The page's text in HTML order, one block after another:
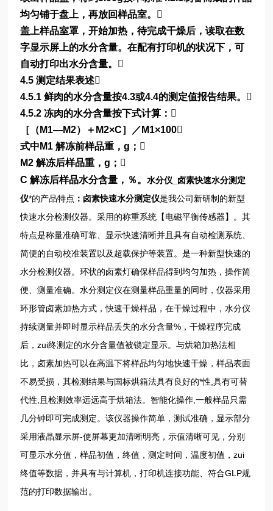
均匀铺于盘上，再放回样品室。
盖上样品室罩，开始加热，待完成干燥后，读取在数
字显示屏上的水分含量。在配有打印机的状况下，可
自动打印出水分含量。
4.5 测定结果表述
4.5.1 鲜肉的水分含量按4.3或4.4的测定值报告结果。
4.5.2 冻肉的水分含量按下式计算：
［（M1—M2）＋M2×C］／M1×100
式中M1 解冻前样品重，g；
M2 解冻后样品重，g；
C 解冻后样品水分含量，％。水分仪_卤素快速水分测定
仪*的产品特点 ： 卤素快速水分测定仪是我公司新研制的新型
快速水分检测仪器。采用的称重系统【电磁平衡传感器】。其
特点是称量准确可靠、显示快速清晰并且具有自动检测系统、
简便的自动校准装置以及超载保护等装置。是一种新型快速的
水分检测仪器。环状的卤素灯确保样品得到均匀加热，操作简
便、测量准确。水分测定仪在测量样品重量的同时，仪器采用
环形管卤素加热方式，快速干燥样品，在干燥过程中，水分仪
持续测量并即时显示样品丢失的水分含量%，干燥程序完成
后，zui终测定的水分含量值被锁定显示。与烘箱加热法相
比，卤素加热可以在高温下将样品均匀地快速干燥，样品表面
不易受损，其检测结果与国标烘箱法具有良好的*性,具有可替
代性,且检测效率远远高于烘箱法。智能化操作,一般样品只需
几分钟即可完成测定。该仪器操作简单，测试准确，显示部分
采用液晶显示屏-使屏幕更加清晰明亮，示值清晰可见，分别
可显示水分值，样品初值，终值，测定时间，温度初值，zui
终值等数据，并具有与计算机，打印机连接功能、符合GLP规
范的打印数据输出。